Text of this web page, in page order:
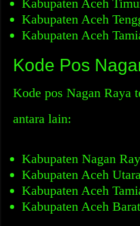
Kabupaten Aceh
Kabupaten Aceh
Kabupaten Aceh
Kode Pos
Kode pos Nagan Raya
antara lain:
Kabupaten Nagan
Kabupaten Aceh
Kabupaten Aceh
Kabupaten Aceh